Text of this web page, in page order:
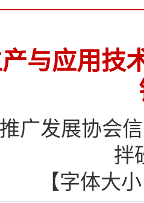
与应用技
广发展协会
拌
【字体大